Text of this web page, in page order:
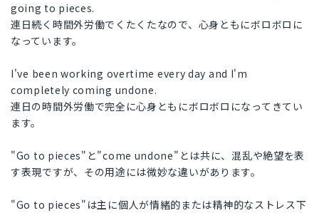
going to pieces.
連日続く時間外労働でくたくたなので、心身ともにボロボロに
なっています。
I've been working overtime every day and I'm
completely coming undone.
連日の時間外労働で完全に心身ともにボロボロになってきてい
ます。
"Go to pieces"と"come undone"とは共に、混乱や絶望を表
す表現ですが、その用途には微妙な違いがあります。
"Go to pieces"は主に個人が情緒的または精神的なストレス下